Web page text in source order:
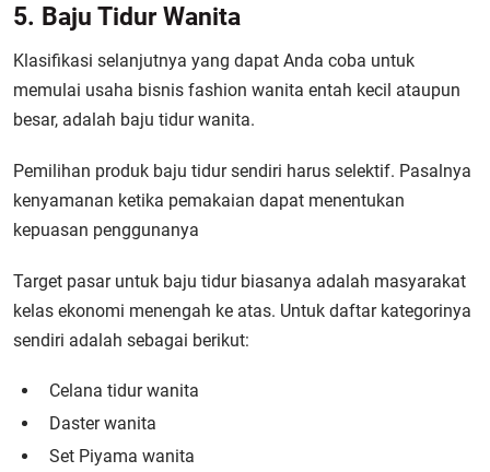
5. Baju Tidur Wanita
Klasifikasi selanjutnya yang dapat Anda coba untuk
memulai usaha bisnis fashion wanita entah kecil ataupun
besar, adalah baju tidur wanita.
Pemilihan produk baju tidur sendiri harus selektif. Pasalnya
kenyamanan ketika pemakaian dapat menentukan
kepuasan penggunanya
Target pasar untuk baju tidur biasanya adalah masyarakat
kelas ekonomi menengah ke atas. Untuk daftar kategorinya
sendiri adalah sebagai berikut:
Celana tidur wanita
Daster wanita
Set Piyama wanita